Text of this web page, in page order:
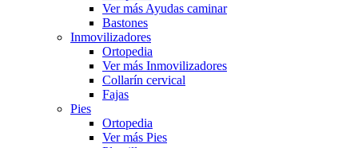
Ver más Ayudas caminar
Bastones
Inmovilizadores
Ortopedia
Ver más Inmovilizadores
Collarín cervical
Fajas
Pies
Ortopedia
Ver más Pies